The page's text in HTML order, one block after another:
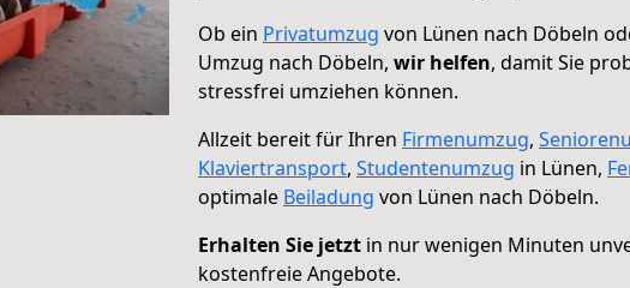
Ob ein Privatumzug von Lünen nach Döbeln
Umzug nach Döbeln, wir helfen, damit Sie
stressfrei umziehen können.
Allzeit bereit für Ihren Firmenumzug,
Klaviertransport, Studentenumzug in Lünen,
optimale Beiladung von Lünen nach Döbeln.
Erhalten Sie jetzt in nur wenigen Minuten
kostenfreie Angebote.